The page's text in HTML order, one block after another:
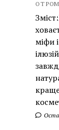
ОТ
міфи